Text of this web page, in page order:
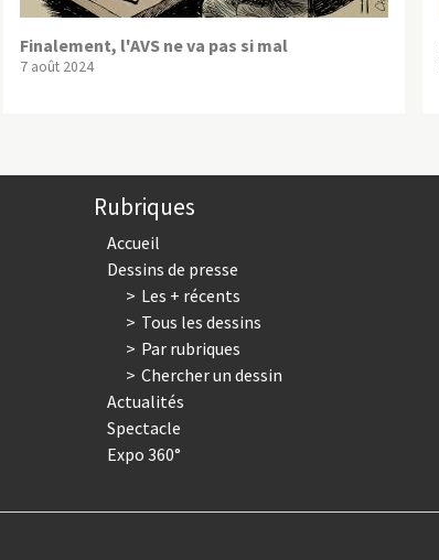
Finalement, l'AVS ne va pas si mal
7 août 2024
Rubriques
Accueil
Dessins de presse
Les + récents
Tous les dessins
Par rubriques
Chercher un dessin
Actualités
Spectacle
Expo 360°